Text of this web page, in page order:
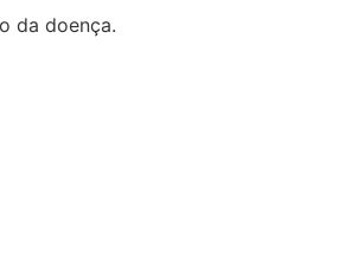
da doença.